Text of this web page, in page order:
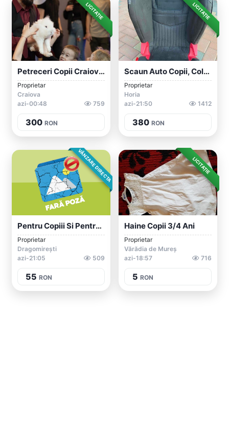
LICITAȚIE
Petreceri Copii Craiova Magician Animato...
Proprietar
Craiova
azi-00:48
759
300 RON
LICITAȚIE
Scaun Auto Copii, Coletto Zafiro 15-36kg...
Proprietar
Horia
azi-21:50
1412
380 RON
VÂNZARE DIRECTA
Pentru Copiii Si Pentru Casa
Proprietar
Dragomirești
azi-21:05
509
55 RON
LICITAȚIE
Haine Copii 3/4 Ani
Proprietar
Vărădia de Mureș
azi-18:57
716
5 RON